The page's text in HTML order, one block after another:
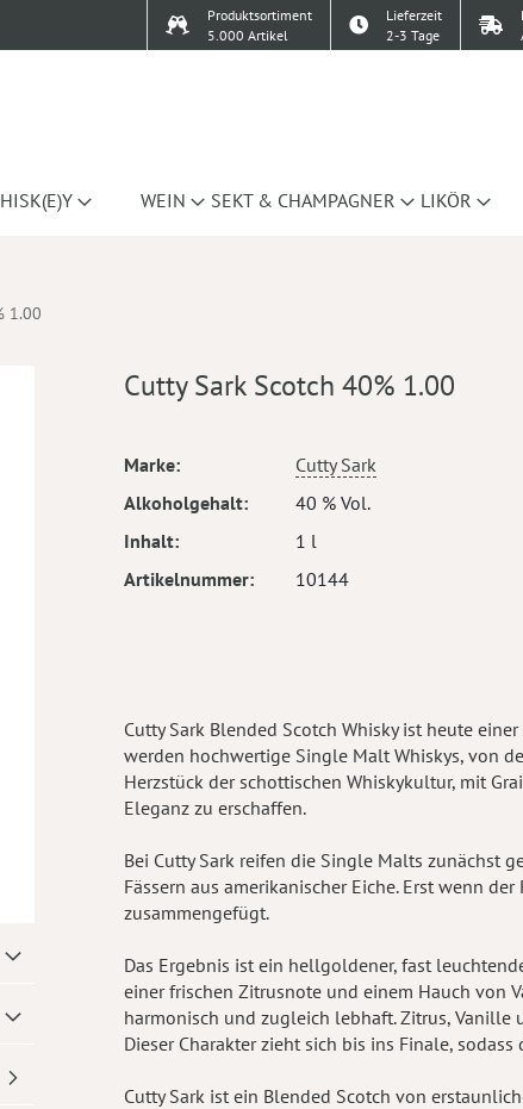
Produktsortiment
5.000 Artikel
Lieferzeit
2-3 Tage
WEIN SEKT & CHAMPAGNER LIKÖR
1.00
Cutty Sark Scotch 40% 1.00
Mehr
Marke
Cutty Sark
Alkoholgehalt
40 % Vol.
Inhalt
1 l
Artikelnummer
10144
Cutty Sark Blended Scotch Whisky ist heute
werden hochwertige Single Malt Whiskys, von
Herzstück der schottischen Whiskykultur, mit
Eleganz zu erschaffen.
Bei Cutty Sark reifen die Single Malts zunächst
Fässern aus amerikanischer Eiche. Erst wenn
zusammengefügt.
Das Ergebnis ist ein hellgoldener, fast
einer frischen Zitrusnote und einem Hauch von
harmonisch und zugleich lebhaft. Zitrus,
Dieser Charakter zieht sich bis ins Finale,
Cutty Sark ist ein Blended Scotch von